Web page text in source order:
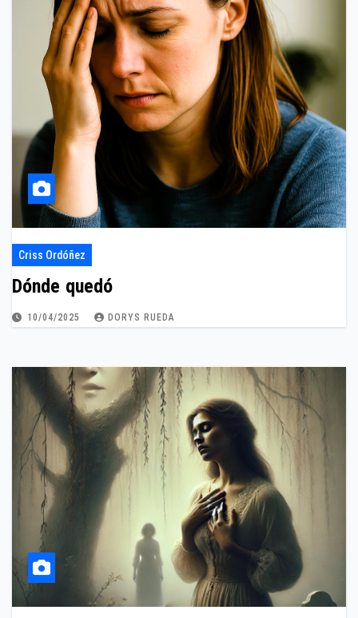
Criss Ordóñez
Dónde quedó
10/04/2025 DORYS RUEDA